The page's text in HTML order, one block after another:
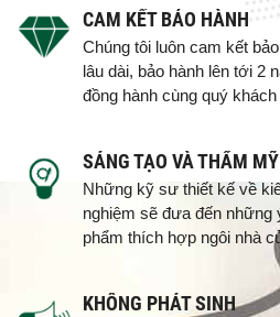
CAM KẾT BẢO HÀNH
Chúng tôi luôn cam kết
lâu dài, bảo hành lên tới 2
đồng hành cùng quý khách
SÁNG TẠO VÀ THẨM MỸ
Những kỹ sư thiết kế về
nghiệm sẽ đưa đến
phẩm thích hợp ngôi nhà
KHÔNG PHÁT SINH